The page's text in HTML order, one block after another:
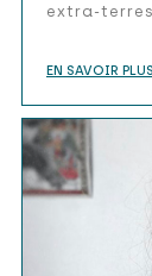
extra-
EN SAVOIR